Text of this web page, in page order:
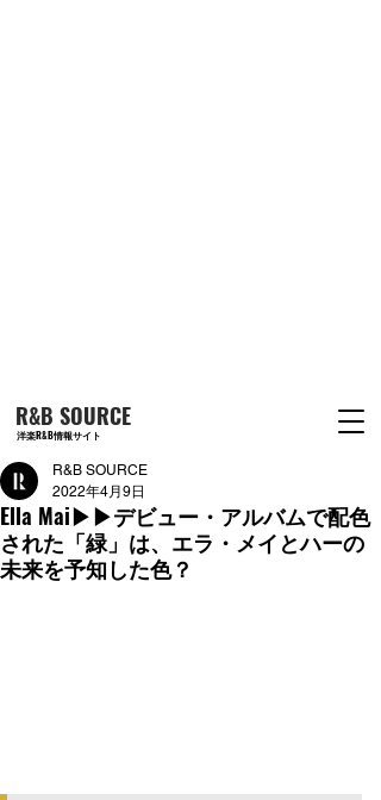
R&B SOURCE
洋楽R&B情報サイト
Ella Mai▶︎▶︎デビュー・アルバムで配色
された「緑」は、エラ・メイとハーの
未来を予知した色？
R&B SOURCE
2022年4月9日